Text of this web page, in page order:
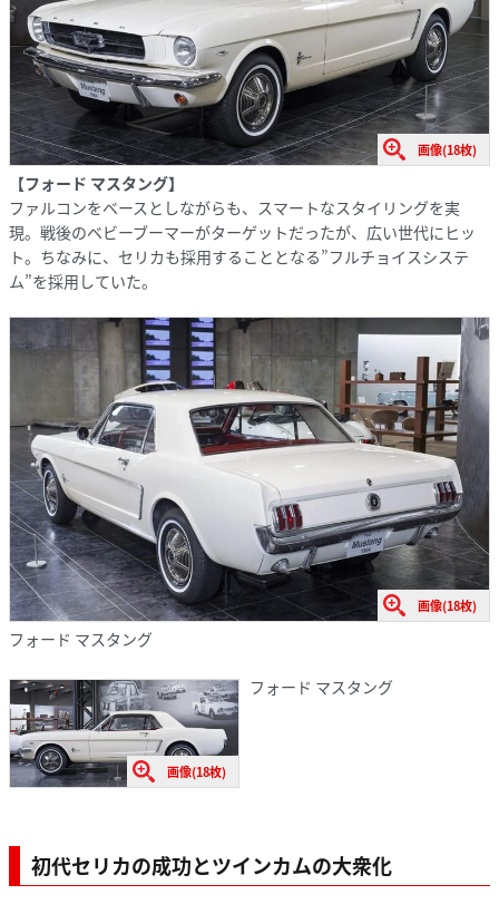
画像(18枚)
【フォード マスタング】
ファルコンをベースとしながらも、スマートなスタイリングを実
現。戦後のベビーブーマーがターゲットだったが、広い世代にヒッ
ト。ちなみに、セリカも採用することとなる”フルチョイスシステ
ム”を採用していた。
画像(18枚)
フォード マスタング
画像(18枚)
フォード マスタング
初代セリカの成功とツインカムの大衆化